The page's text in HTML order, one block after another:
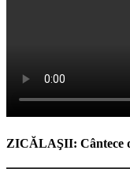
ZICĂLAŞII: Cântece